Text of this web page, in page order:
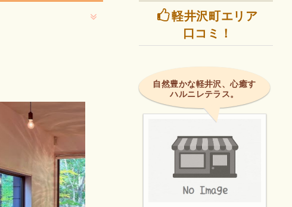
軽井沢町エリア
口コミ！
自然豊かな軽井沢、心癒す
ハルニレテラス。